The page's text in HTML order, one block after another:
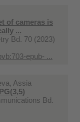
of cameras is
...
Bd. 70 (2023)
epub- ...
Assia
Bd.